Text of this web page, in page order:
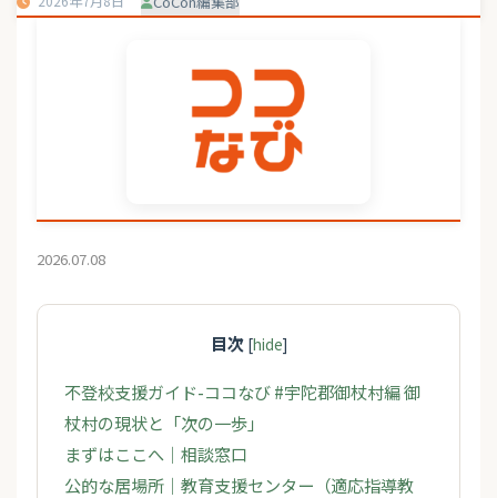
2026.07.08
目次 [hide]
不登校支援ガイド-ココなび #宇陀郡御杖村編 御
杖村の現状と「次の一歩」
まずはここへ｜相談窓口
公的な居場所｜教育支援センター（適応指導教